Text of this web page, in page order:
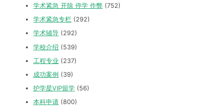
学术紧急 开除 停学 作弊 (752)
学术紧急专栏 (292)
学术辅导 (292)
学校介绍 (539)
工程专业 (237)
成功案例 (39)
护学星VIP留学 (56)
本科申请 (800)